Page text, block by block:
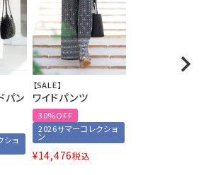
パン
ショ
【SALE】
ワイドパンツ
30%OFF
2026サマーコレクショ
ン
¥14,476税込